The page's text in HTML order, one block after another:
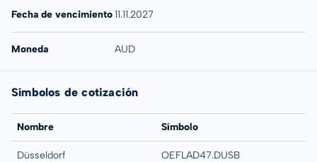
Fecha de vencimiento11.11.2027
Moneda AUD
Símbolos de cotización
Nombre Símbolo
Düsseldorf OEFLAD47.DUSB